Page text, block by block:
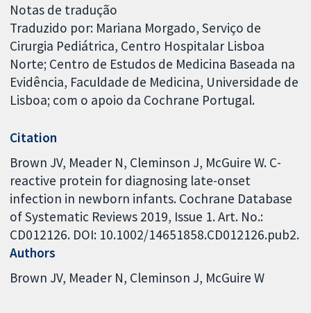
Notas de tradução
Traduzido por: Mariana Morgado, Serviço de
Cirurgia Pediátrica, Centro Hospitalar Lisboa
Norte; Centro de Estudos de Medicina Baseada na
Evidência, Faculdade de Medicina, Universidade de
Lisboa; com o apoio da Cochrane Portugal.
Citation
Brown JV, Meader N, Cleminson J, McGuire W. C-
reactive protein for diagnosing late-onset
infection in newborn infants. Cochrane Database
of Systematic Reviews 2019, Issue 1. Art. No.:
CD012126. DOI: 10.1002/14651858.CD012126.pub2.
Authors
Brown JV Meader N Cleminson J McGuire W